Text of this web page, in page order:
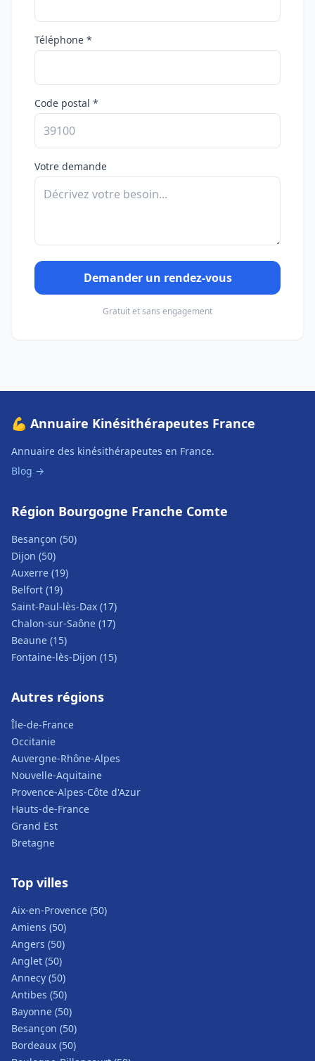
Téléphone *
Code postal *
Votre demande
Demander un rendez-vous
Gratuit et sans engagement
💪 Annuaire Kinésithérapeutes France
Annuaire des kinésithérapeutes en France.
Blog →
Région Bourgogne Franche Comte
Besançon (50)
Dijon (50)
Auxerre (19)
Belfort (19)
Saint-Paul-lès-Dax (17)
Chalon-sur-Saône (17)
Beaune (15)
Fontaine-lès-Dijon (15)
Autres régions
Île-de-France
Occitanie
Auvergne-Rhône-Alpes
Nouvelle-Aquitaine
Provence-Alpes-Côte d'Azur
Hauts-de-France
Grand Est
Bretagne
Top villes
Aix-en-Provence (50)
Amiens (50)
Angers (50)
Anglet (50)
Annecy (50)
Antibes (50)
Bayonne (50)
Besançon (50)
Bordeaux (50)